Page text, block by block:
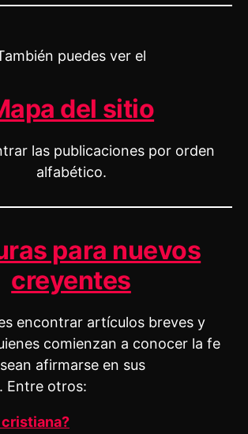
puedes ver el
del sitio
las publicaciones por orden
alfabético.
para nuevos
creyentes
encontrar artículos breves y
comienzan a conocer la fe
afirmarse en sus
Entre otros:
cristiana?